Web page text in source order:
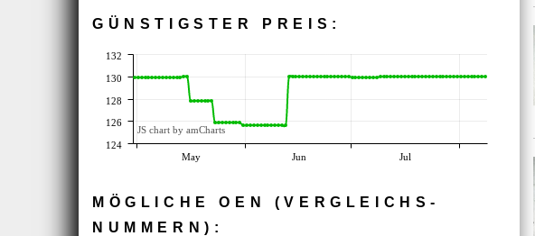
GÜNSTIGSTER PREIS:
May Jun Jul
124
126
128
130
132
JS chart by amCharts
MÖGLICHE OEN (VERGLEICHS­
NUMMERN):